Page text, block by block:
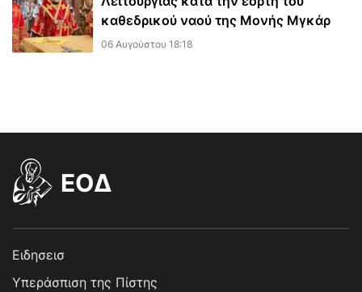
καθεδρικού ναού της Μονής Μγκάρ
06 Αυγούστου 18:18
EOΔ
Ειδησεισ
Υπεράσπιση της Πίστης